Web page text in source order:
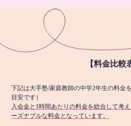
【料金比較
下記は大手塾/家庭教師の中学2年生の料金
目安です）
入会金と1時間あたりの料金を総合して考
ーズナブルな料金となっています。